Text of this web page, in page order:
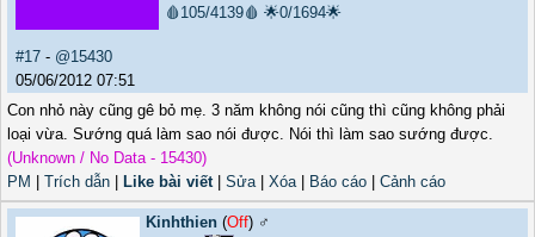
🩸105/4139🩸 🌟0/1694🌟
#17 - @15430
05/06/2012 07:51
Con nhỏ này cũng gê bỏ mẹ. 3 năm không nói cũng thì cũng không phải
loại vừa. Sướng quá làm sao nói được. Nói thì làm sao sướng được.
(Unknown / No Data - 15430)
PM
Trích dẫn Like bài viết| Sửa| Xóa| Báo cáo Cảnh cáo
Kinhthien(Off) ♂️